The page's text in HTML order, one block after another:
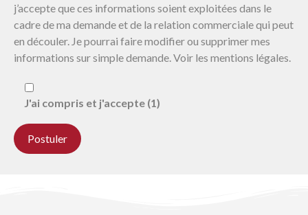
j’accepte que ces informations soient exploitées dans le
cadre de ma demande et de la relation commerciale qui peut
en découler. Je pourrai faire modifier ou supprimer mes
informations sur simple demande. Voir les mentions légales.
J'ai compris et j'accepte (1)